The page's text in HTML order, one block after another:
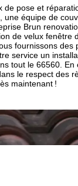
de Velux et
couvreurs
de toit depuis
prestations de
réparateur
En effet,
règles de